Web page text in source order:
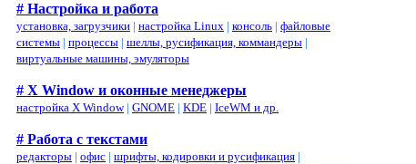
# Настройка и работа
установка, загрузчики | настройка Linux | консоль | файловые
системы | процессы | шеллы, русификация, коммандеры |
виртуальные машины, эмуляторы
# X Window и оконные менеджеры
настройка X Window| GNOME | KDE | IceWM и др.
# Работа с текстами
редакторы | офис | шрифты, кодировки и русификация |